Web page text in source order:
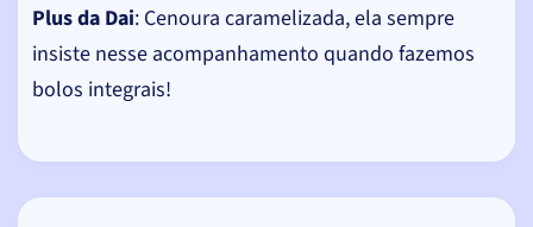
Plus da Dai: Cenoura caramelizada, ela sempre
insiste nesse acompanhamento quando fazemos
bolos integrais!